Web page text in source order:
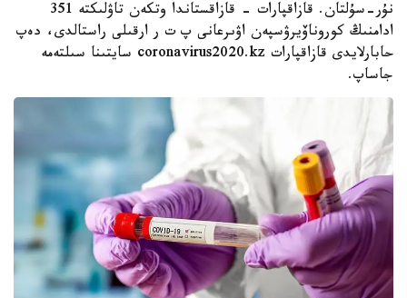
نۇر-سۇلتان. قازاقپارات - قازاقستاندا وتكەن تاۋلىكتە 351
ادامنىڭ كوروناۆيرۋسپەن اۋىرعانى پ ت ر ارقىلى راستالدى، دەپ
حابارلايدى قازاقپارات coronavirus2020.kz سايتىنا سىلتەمە
جاساپ.